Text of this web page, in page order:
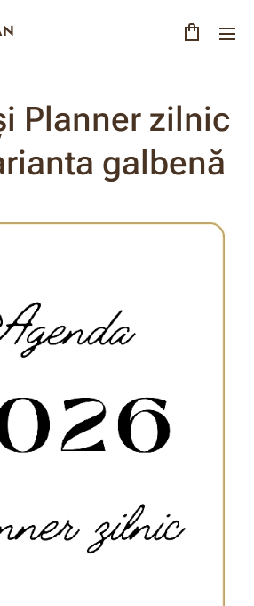
Planner zilnic
galbenă